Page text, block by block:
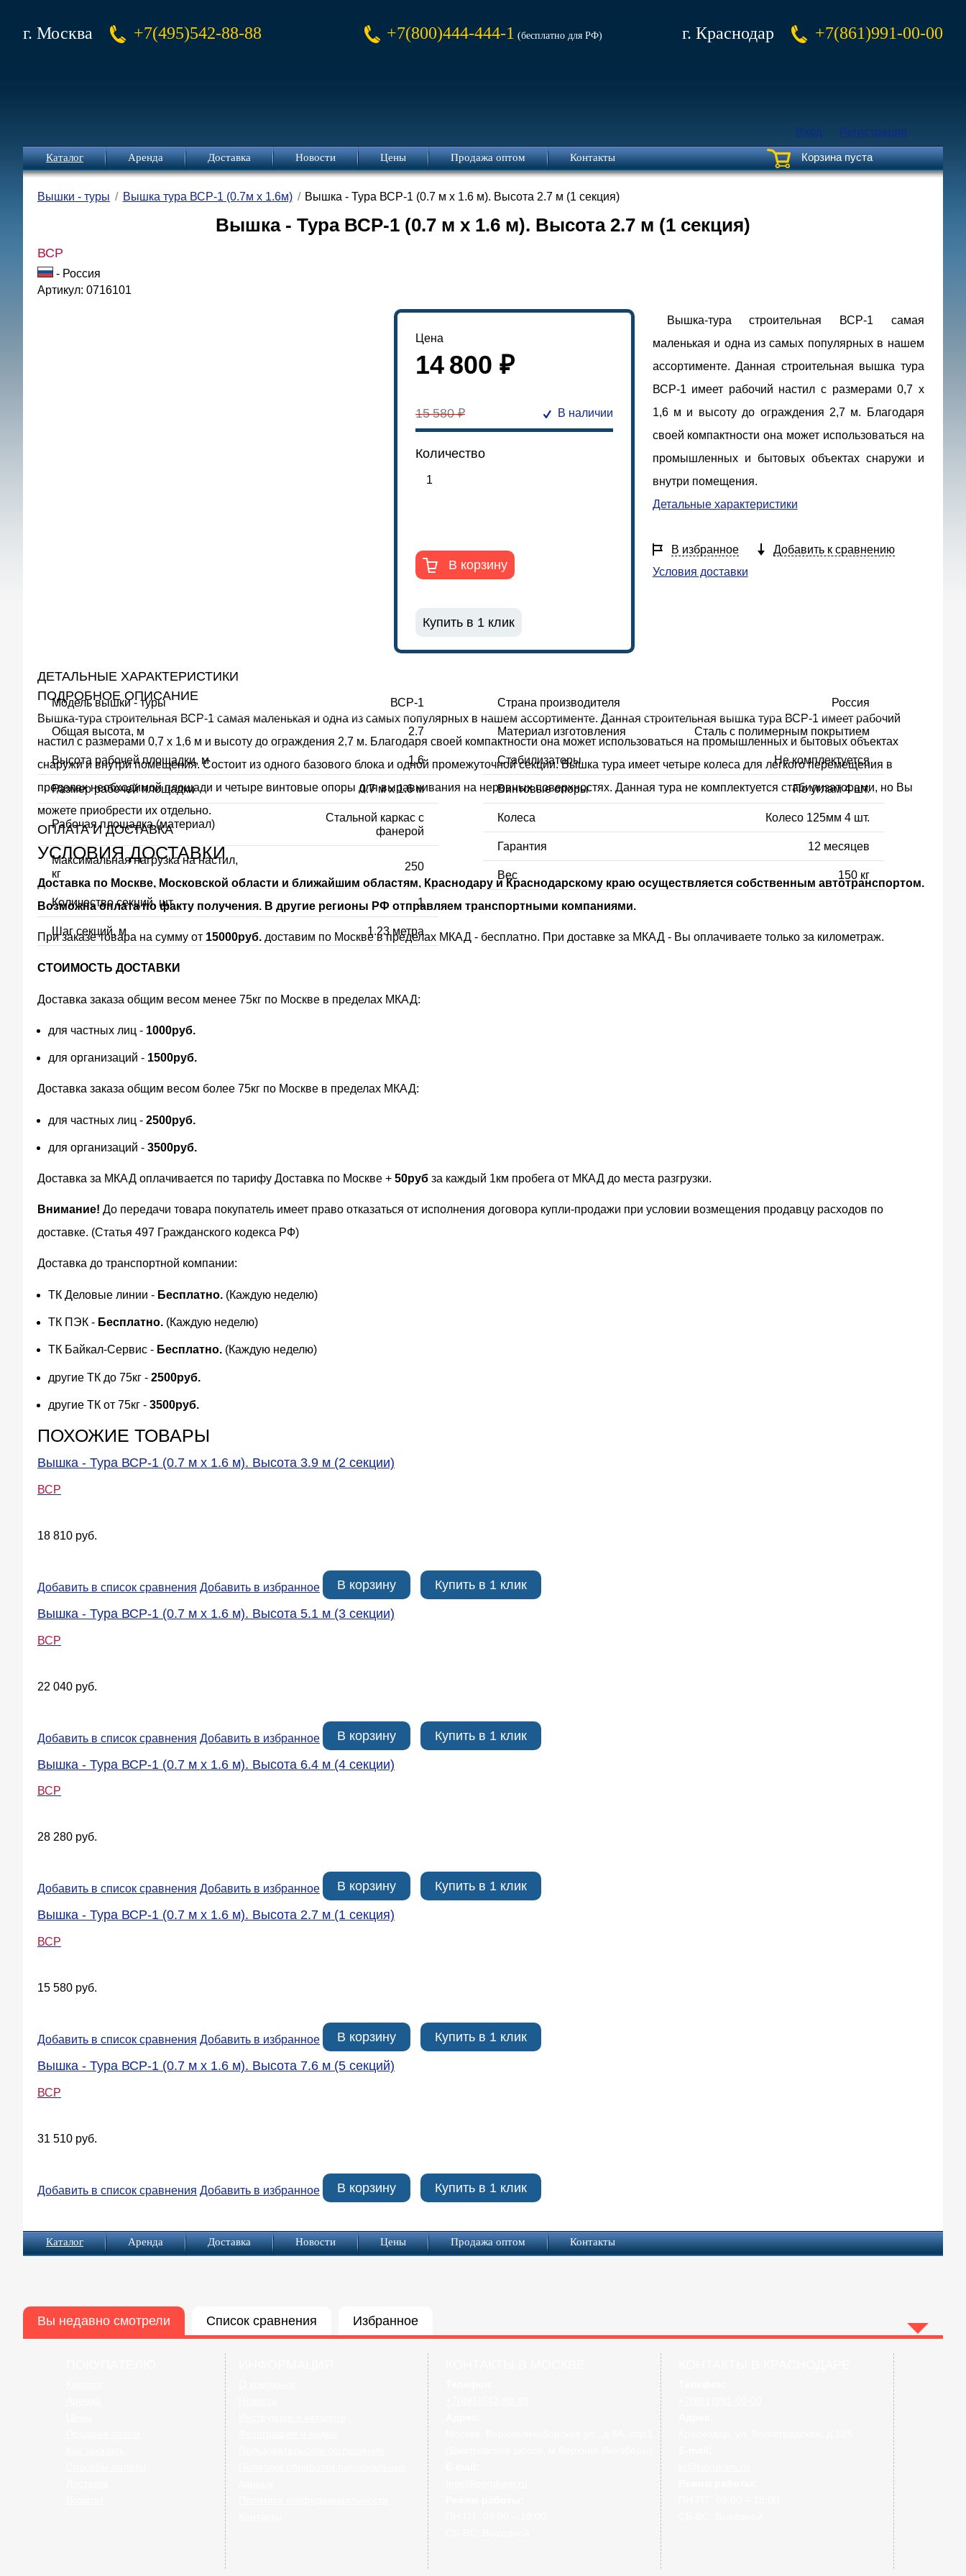
г. Москва +7(495)542-88-88 +7(800)444-444-1 (бесплатно для РФ) г. Краснодар +7(861)991-00-00
Вход Регистрация
Каталог Аренда Доставка Новости Цены Продажа оптом Контакты Корзина пуста
Вышки - туры Вышка тура ВСР-1 (0.7м х 1.6м) Вышка - Тура ВСР-1 (0.7 м х 1.6 м). Высота 2.7 м (1 секция)
Вышка - Тура ВСР-1 (0.7 м х 1.6 м). Высота 2.7 м (1 секция)
ВСР
- Россия
Артикул: 0716101
Цена
14 800 ₽
15 580 ₽ В наличии
Количество
В корзину
Купить в 1 клик
Вышка-тура строительная ВСР-1 самая
маленькая и одна из самых популярных в нашем
ассортименте. Данная строительная вышка тура
ВСР-1 имеет рабочий настил с размерами 0,7 х
1,6 м и высоту до ограждения 2,7 м. Благодаря
своей компактности она может использоваться на
промышленных и бытовых объектах снаружи и
внутри помещения.
Детальные характеристики
В избранное
Добавить к сравнению
Условия доставки
ДЕТАЛЬНЫЕ ХАРАКТЕРИСТИКИ
Модель вышки - туры ВСР-1
Общая высота, м 2.7
Высота рабочей площадки, м 1.6
Размер рабочей площадки 0.7 м х 1.6 м
Рабочая площадка (материал)
Стальной каркас с
фанерой
Максимальная нагрузка на настил,
кг
250
Количество секций, шт 1
Шаг секций, м 1.23 метра
Страна производителя Россия
Материал изготовления Сталь с полимерным покрытием
Стабилизаторы Не комплектуется
Винтовые опоры По углам 4 шт.
Колеса Колесо 125мм 4 шт.
Гарантия 12 месяцев
Вес 150 кг
ПОДРОБНОЕ ОПИСАНИЕ
Вышка-тура строительная ВСР-1 самая маленькая и одна из самых популярных в нашем ассортименте. Данная строительная вышка тура ВСР-1 имеет рабочий
настил с размерами 0,7 х 1,6 м и высоту до ограждения 2,7 м. Благодаря своей компактности она может использоваться на промышленных и бытовых объектах
снаружи и внутри помещения. Состоит из одного базового блока и одной промежуточной секции. Вышка тура имеет четыре колеса для легкого перемещения в
пределах необходимой площади и четыре винтовые опоры для выравнивания на неровных поверхностях. Данная тура не комплектуется стабилизаторами, но Вы
можете приобрести их отдельно.
ОПЛАТА И ДОСТАВКА
УСЛОВИЯ ДОСТАВКИ
Доставка по Москве, Московской области и ближайшим областям, Краснодару и Краснодарскому краю осуществляется собственным автотранспортом.
Возможна оплата по факту получения. В другие регионы РФ отправляем транспортными компаниями.
При заказе товара на сумму от 15000руб. доставим по Москве в пределах МКАД - бесплатно. При доставке за МКАД - Вы оплачиваете только за километраж.
СТОИМОСТЬ ДОСТАВКИ
Доставка заказа общим весом менее 75кг по Москве в пределах МКАД:
для частных лиц - 1000руб.
для организаций - 1500руб.
Доставка заказа общим весом более 75кг по Москве в пределах МКАД:
для частных лиц - 2500руб.
для организаций - 3500руб.
Доставка за МКАД оплачивается по тарифу Доставка по Москве + 50руб за каждый 1км пробега от МКАД до места разгрузки.
Внимание! До передачи товара покупатель имеет право отказаться от исполнения договора купли-продажи при условии возмещения продавцу расходов по
доставке. (Статья 497 Гражданского кодекса РФ)
Доставка до транспортной компании:
ТК Деловые линии - Бесплатно. (Каждую неделю)
ТК ПЭК - Бесплатно. (Каждую неделю)
ТК Байкал-Сервис - Бесплатно. (Каждую неделю)
другие ТК до 75кг - 2500руб.
другие ТК от 75кг - 3500руб.
ПОХОЖИЕ ТОВАРЫ
Вышка - Тура ВСР-1 (0.7 м х 1.6 м). Высота 3.9 м (2 секции)
ВСР
18 810 руб.
Добавить в список сравнения Добавить в избранное В корзину
Купить в 1 клик
Вышка - Тура ВСР-1 (0.7 м х 1.6 м). Высота 5.1 м (3 секции)
ВСР
22 040 руб.
Добавить в список сравнения Добавить в избранное В корзину
Купить в 1 клик
Вышка - Тура ВСР-1 (0.7 м х 1.6 м). Высота 6.4 м (4 секции)
ВСР
28 280 руб.
Добавить в список сравнения Добавить в избранное В корзину
Купить в 1 клик
Вышка - Тура ВСР-1 (0.7 м х 1.6 м). Высота 2.7 м (1 секция)
ВСР
15 580 руб.
Добавить в список сравнения Добавить в избранное В корзину
Купить в 1 клик
Вышка - Тура ВСР-1 (0.7 м х 1.6 м). Высота 7.6 м (5 секций)
ВСР
31 510 руб.
Добавить в список сравнения Добавить в избранное В корзину Купить в 1 клик
Каталог Аренда Доставка Новости Цены Продажа оптом Контакты
Вы недавно смотрели Список сравнения Избранное
Вышка - Тура ВСР-1 (0.7 м х 1.6 м). Высота 2.7 м (1 секция)
14 800 ₽